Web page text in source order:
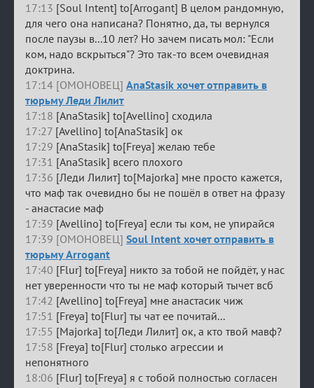
17:13 [Soul Intent] to[Arrogant] В целом рандомную,
для чего она написана? Понятно, да, ты вернулся
после паузы в...10 лет? Но зачем писать мол: "Если
ком, надо вскрыться"? Это так-то всем очевидная
доктрина.
17:14 [ОМОНОВЕЦ] AnaStasik хочет отправить в
тюрьму Леди Лилит
17:18 [AnaStasik] to[Avellino] сходила
17:27 [Avellino] to[AnaStasik] ок
17:29 [AnaStasik] to[Freya] желаю тебе
17:31 [AnaStasik] всего плохого
17:36 [Леди Лилит] to[Majorka] мне просто кажется,
что маф так очевидно бы не пошёл в ответ на фразу
- анастасие маф
17:39 [Avellino] to[Freya] если ты ком, не упирайся
17:39 [ОМОНОВЕЦ] Soul Intent хочет отправить в
тюрьму Arrogant
17:40 [Flur] to[Freya] никто за тобой не пойдёт, у нас
нет уверенности что ты не маф который тычет всб
17:42 [Avellino] to[Freya] мне анастасик чиж
17:51 [Freya] to[Flur] ты чат ее почитай...
17:55 [Majorka] to[Леди Лилит] ок, а кто твой мавф?
17:58 [Freya] to[Flur] столько агрессии и
непонятного
18:06 [Flur] to[Freya] я с тобой полностью согласен